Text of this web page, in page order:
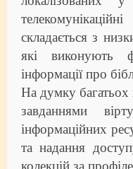
складається з
які виконують
інформації про
На думку багатьох
завданнями
інформаційних
та надання
колекцій за